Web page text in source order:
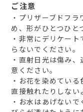
ご注意
・プリザーブドフ
め、形がひとつひと
・非常にデリケー
らないでください。
・直射日光は傷み
意ください。
・お花を染めている
直接触れたりしない
・お水はあげない